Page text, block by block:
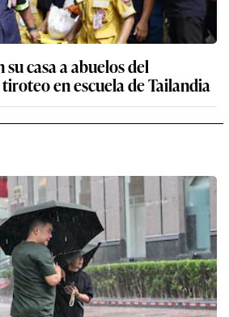
casa a abuelos del
en escuela de Tailandia